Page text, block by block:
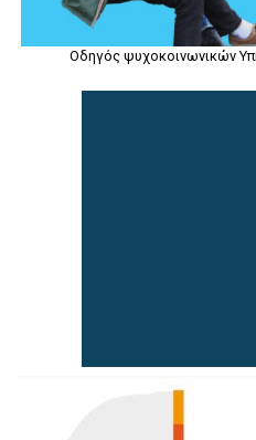
Οδηγός ψυχοκοινωνικών